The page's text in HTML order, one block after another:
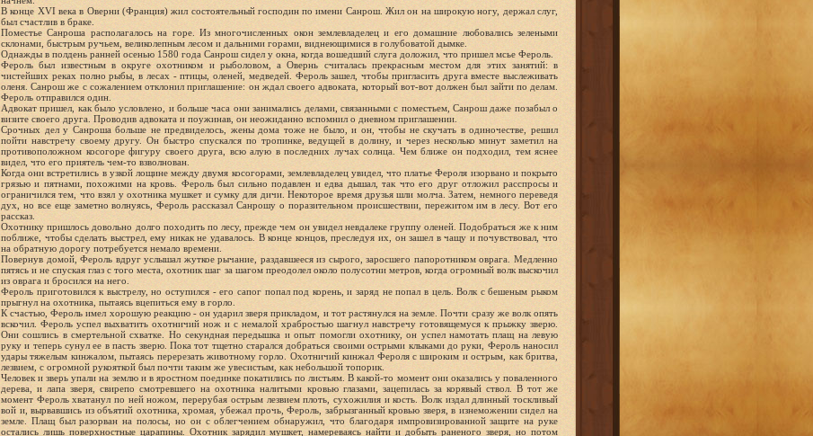
В конце XVI века в Оверни (Франция) жил состоятельный господин по имени Санрош. Жил он на широкую ногу, держал слуг,
был счастлив в браке.
Поместье Санроша располагалось на горе. Из многочисленных окон землевладелец и его домашние любовались зелеными
склонами, быстрым ручьем, великолепным лесом и дальними горами, виднеющимися в голубоватой дымке.
Однажды в полдень ранней осенью 1580 года Санрош сидел у окна, когда вошедший слуга доложил, что пришел мсье Фероль.
Фероль был известным в округе охотником и рыболовом, а Овернь считалась прекрасным местом для этих занятий: в
чистейших реках полно рыбы, в лесах - птицы, оленей, медведей. Фероль зашел, чтобы пригласить друга вместе выслеживать
оленя. Санрош же с сожалением отклонил приглашение: он ждал своего адвоката, который вот-вот должен был зайти по делам.
Фероль отправился один.
Адвокат пришел, как было условлено, и больше часа они занимались делами, связанными с поместьем, Санрош даже позабыл о
визите своего друга. Проводив адвоката и поужинав, он неожиданно вспомнил о дневном приглашении.
Срочных дел у Санроша больше не предвиделось, жены дома тоже не было, и он, чтобы не скучать в одиночестве, решил
пойти навстречу своему другу. Он быстро спускался по тропинке, ведущей в долину, и через несколько минут заметил на
противоположном косогоре фигуру своего друга, всю алую в последних лучах солнца. Чем ближе он подходил, тем яснее
видел, что его приятель чем-то взволнован.
Когда они встретились в узкой лощине между двумя косогорами, землевладелец увидел, что платье Фероля изорвано и покрыто
грязью и пятнами, похожими на кровь. Фероль был сильно подавлен и едва дышал, так что его друг отложил расспросы и
ограничился тем, что взял у охотника мушкет и сумку для дичи. Некоторое время друзья шли молча. Затем, немного переведя
дух, но все еще заметно волнуясь, Фероль рассказал Санрошу о поразительном происшествии, пережитом им в лесу. Вот его
рассказ.
Охотнику пришлось довольно долго походить по лесу, прежде чем он увидел невдалеке группу оленей. Подобраться же к ним
поближе, чтобы сделать выстрел, ему никак не удавалось. В конце концов, преследуя их, он зашел в чащу и почувствовал, что
на обратную дорогу потребуется немало времени.
Повернув домой, Фероль вдруг услышал жуткое рычание, раздавшееся из сырого, заросшего папоротником оврага. Медленно
пятясь и не спуская глаз с того места, охотник шаг за шагом преодолел около полусотни метров, когда огромный волк выскочил
из оврага и бросился на него.
Фероль приготовился к выстрелу, но оступился - его сапог попал под корень, и заряд не попал в цель. Волк с бешеным рыком
прыгнул на охотника, пытаясь вцепиться ему в горло.
К счастью, Фероль имел хорошую реакцию - он ударил зверя прикладом, и тот растянулся на земле. Почти сразу же волк опять
вскочил. Фероль успел выхватить охотничий нож и с немалой храбростью шагнул навстречу готовящемуся к прыжку зверю.
Они сошлись в смертельной схватке. Но секундная передышка и опыт помогли охотнику, он успел намотать плащ на левую
руку и теперь сунул ее в пасть зверю. Пока тот тщетно старался добраться своими острыми клыками до руки, Фероль наносил
удары тяжелым кинжалом, пытаясь перерезать животному горло. Охотничий кинжал Фероля с широким и острым, как бритва,
лезвием, с огромной рукояткой был почти таким же увесистым, как небольшой топорик.
Человек и зверь упали на землю и в яростном поединке покатились по листьям. В какой-то момент они оказались у поваленного
дерева, и лапа зверя, свирепо смотревшего на охотника налитыми кровью глазами, зацепилась за корявый ствол. В тот же
момент Фероль хватанул по ней ножом, перерубая острым лезвием плоть, сухожилия и кость. Волк издал длинный тоскливый
вой и, вырвавшись из объятий охотника, хромая, убежал прочь, Фероль, забрызганный кровью зверя, в изнеможении сидел на
земле. Плащ был разорван на полосы, но он с облегчением обнаружил, что благодаря импровизированной защите на руке
остались лишь поверхностные царапины. Охотник зарядил мушкет, намереваясь найти и добыть раненого зверя, но потом